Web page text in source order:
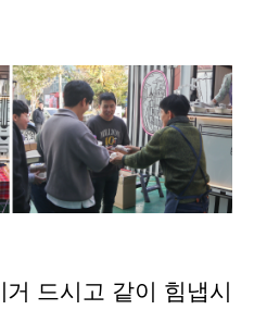
드시고 같이 힘냅시